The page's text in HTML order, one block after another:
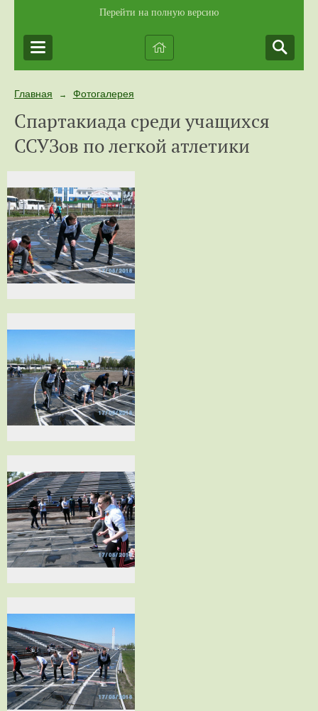
Перейти на полную версию
Главная → Фотогалерея
Спартакиада среди учащихся
ССУЗов по легкой атлетики